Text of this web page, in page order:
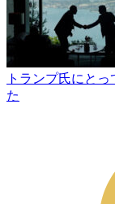
トランプ氏にと
た